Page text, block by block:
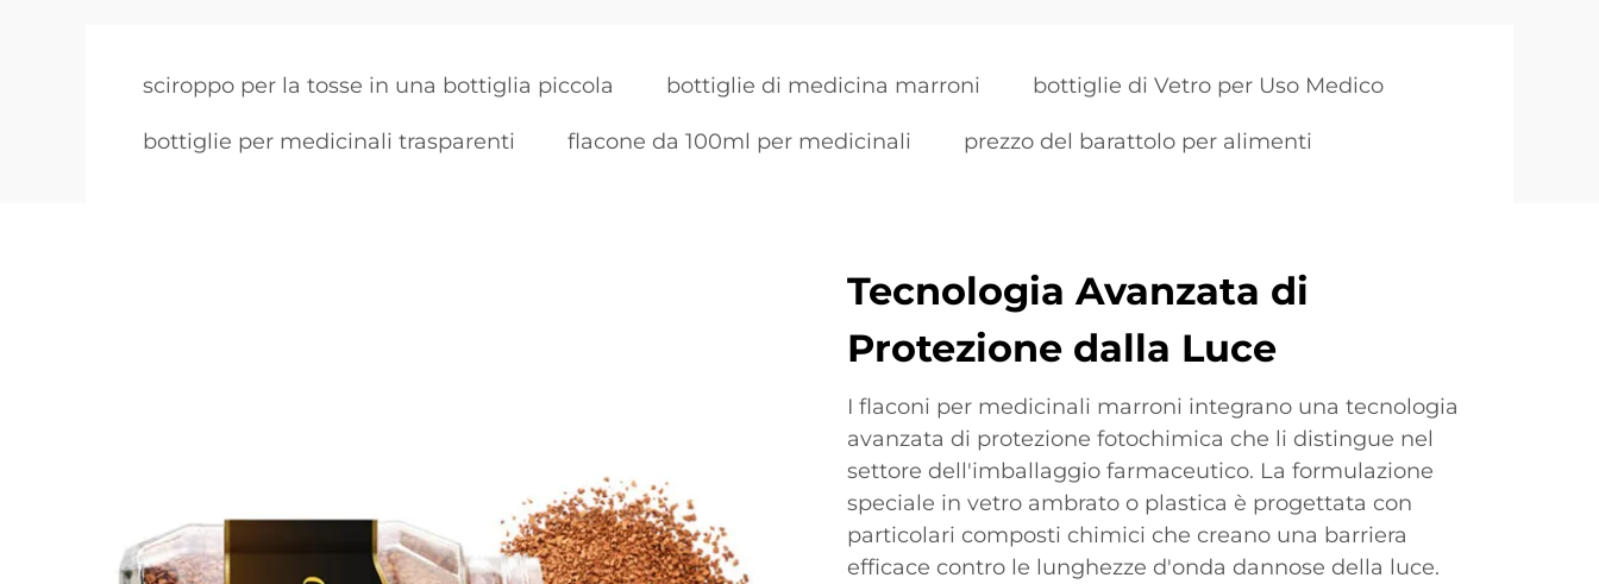
sciroppo per la tosse in una bottiglia piccola bottiglie di medicina marroni bottiglie di Vetro per Uso Medico
bottiglie per medicinali trasparenti flacone da 100ml per medicinali prezzo del barattolo per alimenti
Tecnologia Avanzata di
Protezione dalla Luce
I flaconi per medicinali marroni integrano una tecnologia
avanzata di protezione fotochimica che li distingue nel
settore dell'imballaggio farmaceutico. La formulazione
speciale in vetro ambrato o plastica è progettata con
particolari composti chimici che creano una barriera
efficace contro le lunghezze d'onda dannose della luce.